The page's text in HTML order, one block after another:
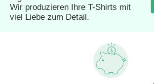
Wir produzieren Ihre T-Shirts mit
viel Liebe zum Detail.